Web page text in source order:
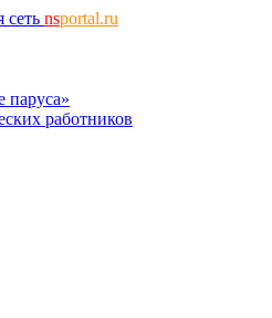
сеть nsportal.ru
паруса»
работников